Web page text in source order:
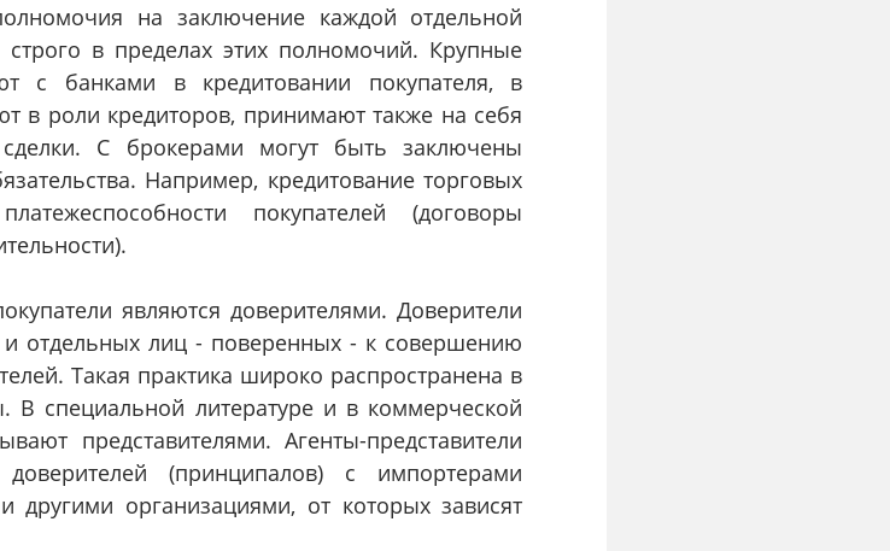
на заключение каждой отдельной
строго в пределах этих полномочий. Крупные
с банками в кредитовании покупателя, в
в роли кредиторов, принимают также на себя
С брокерами могут быть заключены
Например, кредитование торговых
покупателей (договоры
являются доверителями. Доверители
отдельных лиц - поверенных - к совершению
Такая практика широко распространена в
В специальной литературе и в коммерческой
представителями. Агенты-представители
(принципалов) с импортерами
другими организациями, от которых зависят